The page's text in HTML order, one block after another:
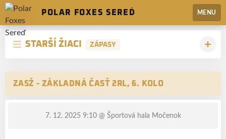
POLAR FOXES SEREĎ MENU
STARŠÍ ŽIACI ZÁPASY
ZASŽ - ZÁKLADNÁ ČASŤ 2RL, 6. KOLO
7. 12. 2025 9:10@ Športová hala Močenok